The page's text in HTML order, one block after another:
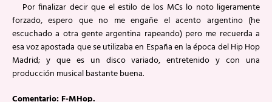
Por finalizar decir que el estilo de los MCs lo noto ligeramente
forzado, espero que no me engañe el acento argentino (he
escuchado a otra gente argentina rapeando) pero me recuerda a
esa voz apostada que se utilizaba en España en la época del Hip Hop
Madrid; y que es un disco variado, entretenido y con una
producción musical bastante buena.